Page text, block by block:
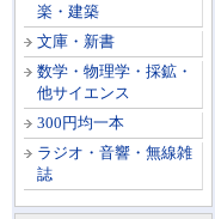
楽・建築
文庫・新書
数学・物理学・採鉱・
他サイエンス
300円均一本
ラジオ・音響・無線雑
誌